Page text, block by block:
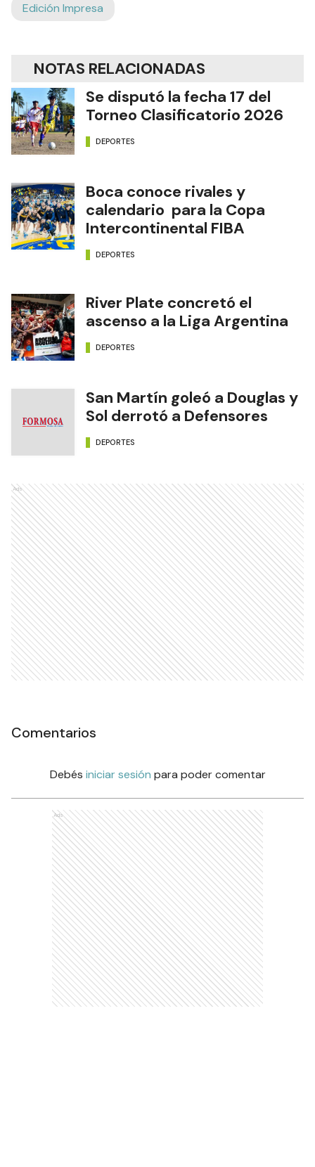
Edición Impresa
NOTAS RELACIONADAS
Se disputó la fecha 17 del
Torneo Clasificatorio 2026
DEPORTES
Boca conoce rivales y
calendario para la Copa
Intercontinental FIBA
DEPORTES
River Plate concretó el
ascenso a la Liga Argentina
DEPORTES
San Martín goleó a Douglas y
Sol derrotó a Defensores
DEPORTES
Ads
Comentarios
Debés iniciar sesión para poder comentar
Ads